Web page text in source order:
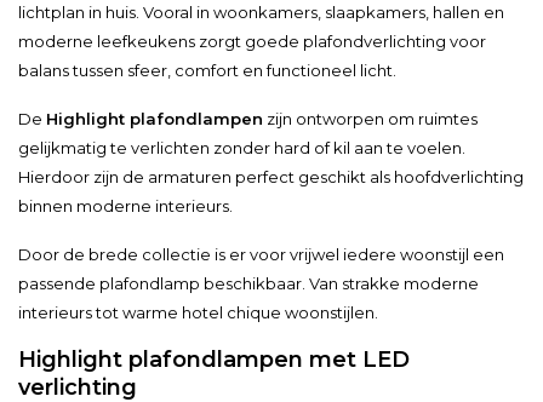
lichtplan in huis. Vooral in woonkamers, slaapkamers, hallen en
moderne leefkeukens zorgt goede plafondverlichting voor
balans tussen sfeer, comfort en functioneel licht.
De Highlight plafondlampen zijn ontworpen om ruimtes
gelijkmatig te verlichten zonder hard of kil aan te voelen.
Hierdoor zijn de armaturen perfect geschikt als hoofdverlichting
binnen moderne interieurs.
Door de brede collectie is er voor vrijwel iedere woonstijl een
passende plafondlamp beschikbaar. Van strakke moderne
interieurs tot warme hotel chique woonstijlen.
Highlight plafondlampen met LED
verlichting